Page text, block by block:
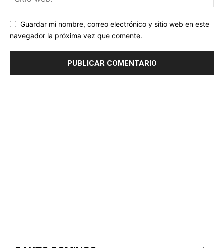
Guardar mi nombre, correo electrónico y sitio web en este
navegador la próxima vez que comente.